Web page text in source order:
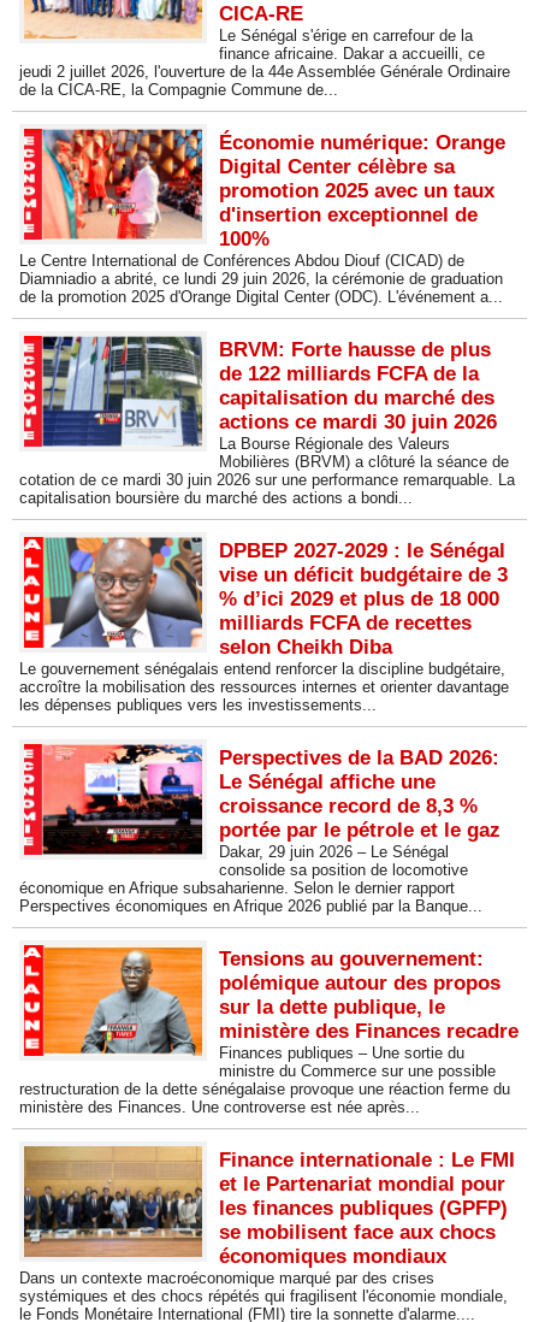
CICA-RE
Le Sénégal s'érige en carrefour de la
finance africaine. Dakar a accueilli, ce
jeudi 2 juillet 2026, l'ouverture de la 44e Assemblée Générale Ordinaire
de la CICA-RE, la Compagnie Commune de...
Économie numérique: Orange
Digital Center célèbre sa
promotion 2025 avec un taux
d'insertion exceptionnel de
100%
Le Centre International de Conférences Abdou Diouf (CICAD) de
Diamniadio a abrité, ce lundi 29 juin 2026, la cérémonie de graduation
de la promotion 2025 d'Orange Digital Center (ODC). L'événement a...
BRVM: Forte hausse de plus
de 122 milliards FCFA de la
capitalisation du marché des
actions ce mardi 30 juin 2026
La Bourse Régionale des Valeurs
Mobilières (BRVM) a clôturé la séance de
cotation de ce mardi 30 juin 2026 sur une performance remarquable. La
capitalisation boursière du marché des actions a bondi...
DPBEP 2027-2029 : le Sénégal
vise un déficit budgétaire de 3
% d’ici 2029 et plus de 18 000
milliards FCFA de recettes
selon Cheikh Diba
Le gouvernement sénégalais entend renforcer la discipline budgétaire,
accroître la mobilisation des ressources internes et orienter davantage
les dépenses publiques vers les investissements...
Perspectives de la BAD 2026:
Le Sénégal affiche une
croissance record de 8,3 %
portée par le pétrole et le gaz
Dakar, 29 juin 2026 – Le Sénégal
consolide sa position de locomotive
économique en Afrique subsaharienne. Selon le dernier rapport
Perspectives économiques en Afrique 2026 publié par la Banque...
Tensions au gouvernement:
polémique autour des propos
sur la dette publique, le
ministère des Finances recadre
Finances publiques – Une sortie du
ministre du Commerce sur une possible
restructuration de la dette sénégalaise provoque une réaction ferme du
ministère des Finances. Une controverse est née après...
Finance internationale : Le FMI
et le Partenariat mondial pour
les finances publiques (GPFP)
se mobilisent face aux chocs
économiques mondiaux
Dans un contexte macroéconomique marqué par des crises
systémiques et des chocs répétés qui fragilisent l'économie mondiale,
le Fonds Monétaire International (FMI) tire la sonnette d'alarme....